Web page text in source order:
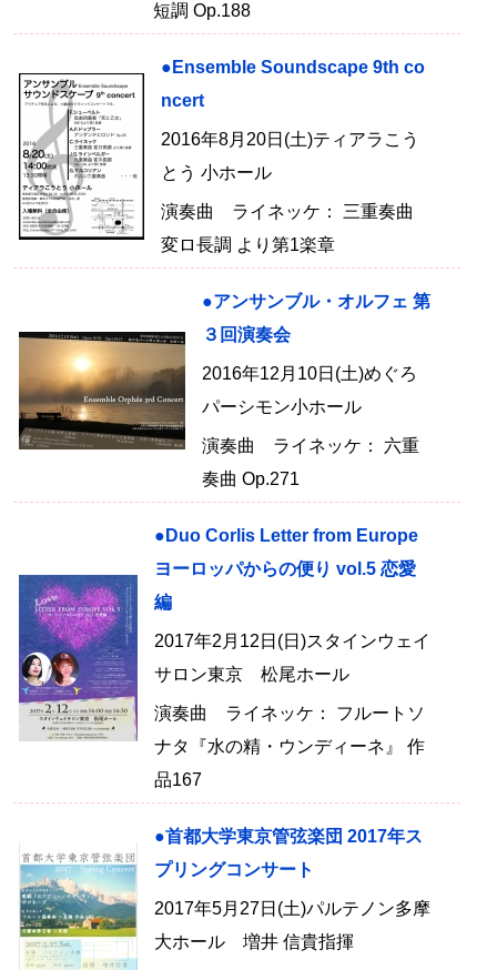
短調 Op.188
●Ensemble Soundscape 9th co
ncert
2016年8月20日(土)ティアラこう
とう 小ホール
演奏曲 ライネッケ： 三重奏曲
変ロ長調 より第1楽章
●アンサンブル・オルフェ 第
３回演奏会
2016年12月10日(土)めぐろ
パーシモン小ホール
演奏曲 ライネッケ： 六重
奏曲 Op.271
●Duo Corlis Letter from Europe
ヨーロッパからの便り vol.5 恋愛
編
2017年2月12日(日)スタインウェイ
サロン東京 松尾ホール
演奏曲 ライネッケ： フルートソ
ナタ『水の精・ウンディーネ』 作
品167
●首都大学東京管弦楽団 2017年ス
プリングコンサート
2017年5月27日(土)パルテノン多摩
大ホール 増井 信貴指揮